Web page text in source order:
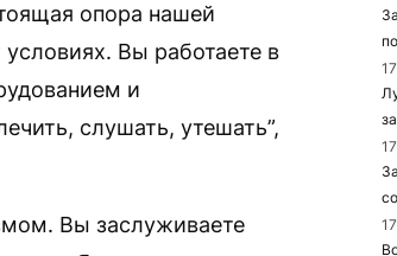
опора нашей
Вы работаете в
и
слушать, утешать”,
Вы заслуживаете